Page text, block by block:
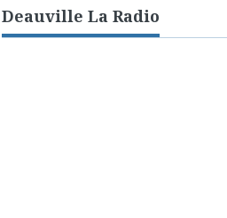
Deauville La Radio